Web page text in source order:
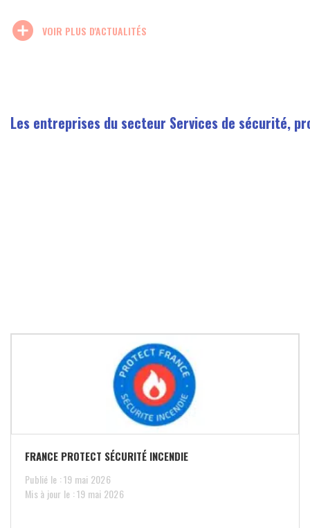
add_circle VOIR PLUS D'ACTUALITÉS
Les entreprises du secteur Services de sécurité,
FRANCE PROTECT SÉCURITÉ INCENDIE
Publié le : 19 mai 2026
Mis à jour le : 19 mai 2026